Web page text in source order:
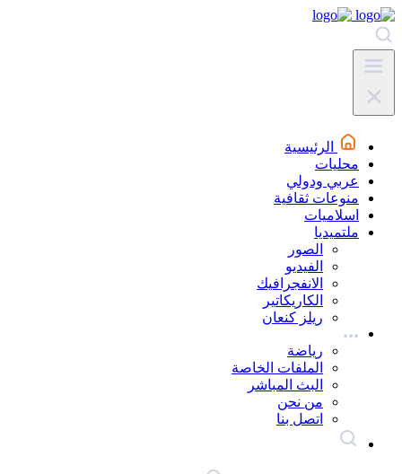
الرئيسية
محليات
عربي ودولي
منوعات ثقافية
اسلاميات
ملتميديا
الصور
الفيديو
الانفجرافيك
الكاريكاتير
ريلز كنعان
رياضة
الملفات الخاصة
البث المباشر
من نحن
اتصل بنا